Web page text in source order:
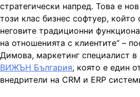
стратегически напред. Това е
този клас бизнес софтуер, който
неговите традиционни
на отношенията с клиентите“ –
Димова, маркетинг специалист в
ВИЖЪН България, която е един
внедрители на CRM и ERP